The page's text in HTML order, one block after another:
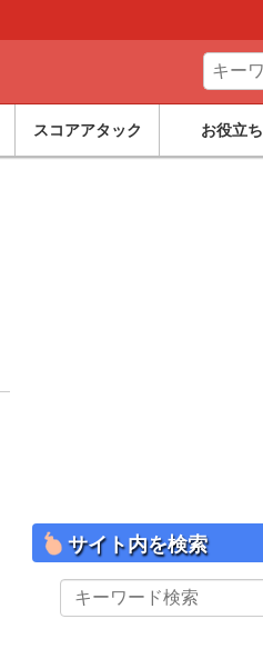
スコアアタック お役立ち
サイト内を検索
イ